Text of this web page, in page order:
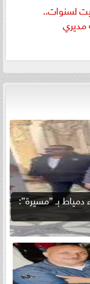
لسنوات..
مديري
بـ ”مسيرة”: